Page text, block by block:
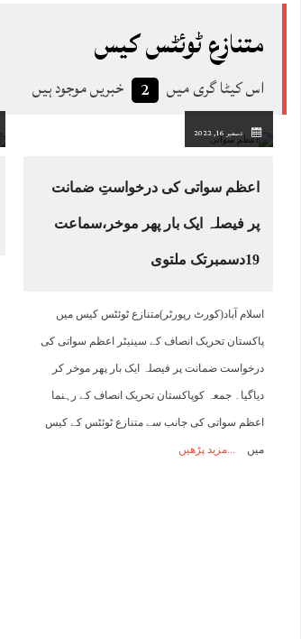
متنازع ٹوئٹس کیس
اس کیٹا گری میں 2 خبریں موجود ہیں
25°C 27°C
10:00
28°C
11:00
29°C
دسمبر 16, 2022
اعظم سواتی کی درخواستِ ضمانت
پر فیصلہ ایک بار پھر موخر،سماعت
19دسمبرتک ملتوی
اسلام آباد(کورٹ رپورٹر)متنازع ٹوئٹس کیس میں
پاکستان تحریک انصاف کے سینیٹر اعظم سواتی کی
درخواست ضمانت پر فیصلہ ایک بار پھر موخر کر
دیاگیا۔ جمعہ کوپاکستان تحریک انصاف کے رہنما
اعظم سواتی کی جانب سے متنازع ٹوئٹس کے کیس
میں مزید پڑھیں